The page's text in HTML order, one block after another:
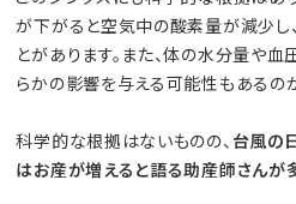
が下がると空気中の酸素量が減少し
とがあります。また、体の水分量や
らかの影響を与える可能性もあるの
科学的な根拠はないものの、 台風の
はお産が増えると語る助産師さんが